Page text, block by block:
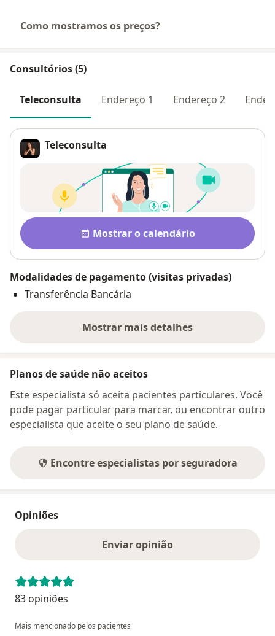
Como mostramos os preços?
Consultórios (5)
Teleconsulta Endereço 1 Endereço 2
Teleconsulta
Disponibilidade
Mostrar o calendário
Modalidades de pagamento (visitas privadas)
Transferência Bancária
Mostrar mais detalhes
sobre o endereço
Planos de saúde não aceitos
Este especialista só aceita pacientes particulares. Você
pode pagar particular para marcar, ou encontrar outro
especialista que aceite o seu plano de saúde.
Encontre especialistas por seguradora
Opiniões
Enviar opinião
83 opiniões
Mais mencionado pelos pacientes